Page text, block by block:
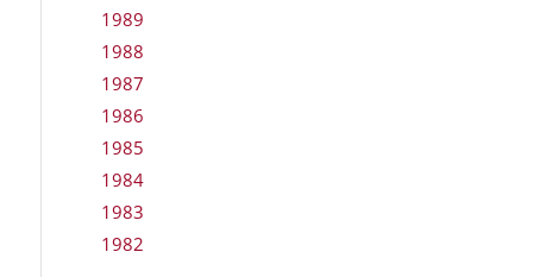
1989
1988
1987
1986
1985
1984
1983
1982